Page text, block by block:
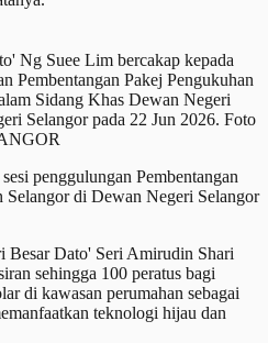
Ng Suee Lim bercakap kepada
Pembentangan Pakej Pengukuhan
Sidang Khas Dewan Negeri
Selangor pada 22 Jun 2026. Foto
penggulungan Pembentangan
Selangor di Dewan Negeri Selangor
Besar Dato' Seri Amirudin Shari
sehingga 100 peratus bagi
di kawasan perumahan sebagai
teknologi hijau dan